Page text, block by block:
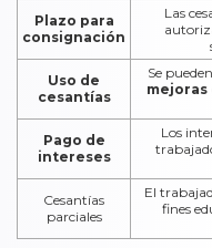
Plazo para
consignación
Las
Uso de
cesantías
Se
mejoras
Pago de
intereses
Los
Cesantías
parciales
El
fines